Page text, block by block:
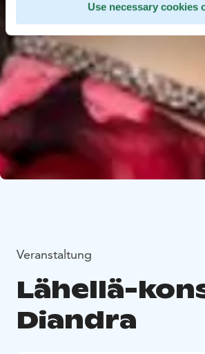
Use necessary cookies
Veranstaltung
Lähellä-
Diandra